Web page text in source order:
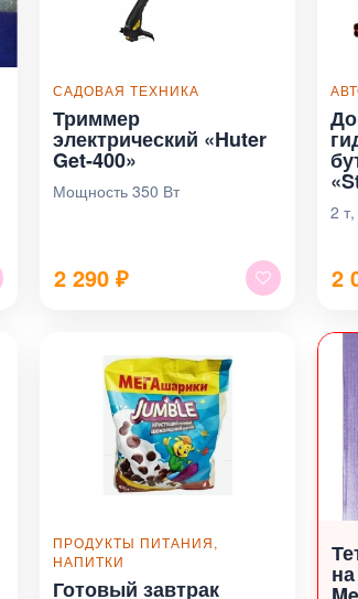
САДОВАЯ ТЕХНИКА
Триммер
электрический «Huter
Get-400»
Мощность 350 Вт
2 290 ₽
2
2
ПРОДУКТЫ ПИТАНИЯ,
НАПИТКИ
Готовый завтрак